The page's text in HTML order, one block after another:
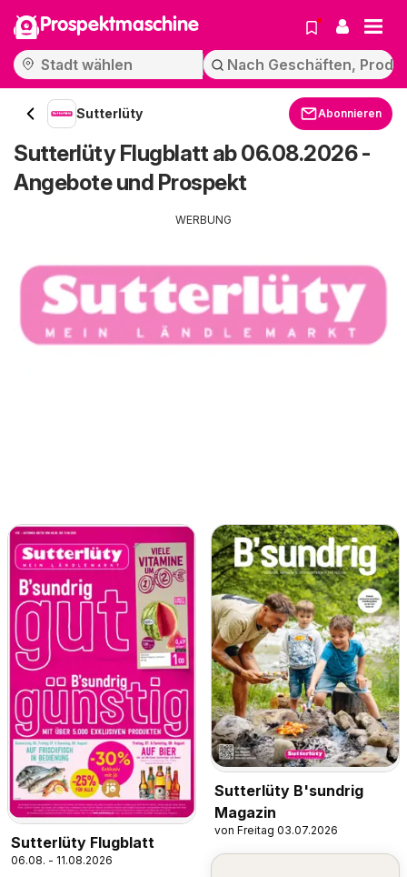
Prospektmaschine
Sutterlüty Abonnieren
Sutterlüty Flugblatt ab 06.08.2026 -
Angebote und Prospekt
WERBUNG
Sutterlüty Flugblatt
06.08. - 11.08.2026
Sutterlüty B'sundrig
Magazin
von Freitag 03.07.2026